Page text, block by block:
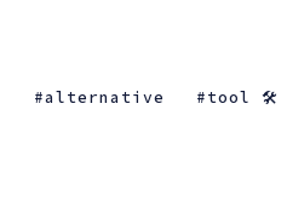
alternative tool 🛠